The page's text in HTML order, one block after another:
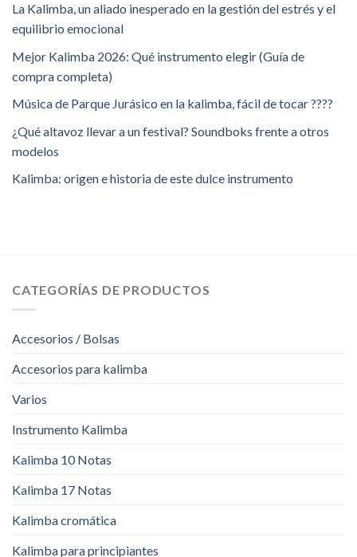
La Kalimba, un aliado inesperado en la gestión del estrés y el
equilibrio emocional
Mejor Kalimba 2026: Qué instrumento elegir (Guía de
compra completa)
Música de Parque Jurásico en la kalimba, fácil de tocar ????
¿Qué altavoz llevar a un festival? Soundboks frente a otros
modelos
Kalimba: origen e historia de este dulce instrumento
CATEGORÍAS DE PRODUCTOS
Accesorios / Bolsas
Accesorios para kalimba
Varios
Instrumento Kalimba
Kalimba 10 Notas
Kalimba 17 Notas
Kalimba cromática
Kalimba para principiantes